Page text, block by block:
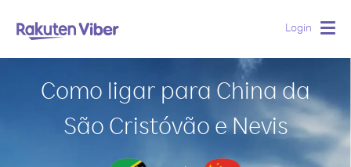
Login
Como ligar para China da
São Cristóvão e Nevis